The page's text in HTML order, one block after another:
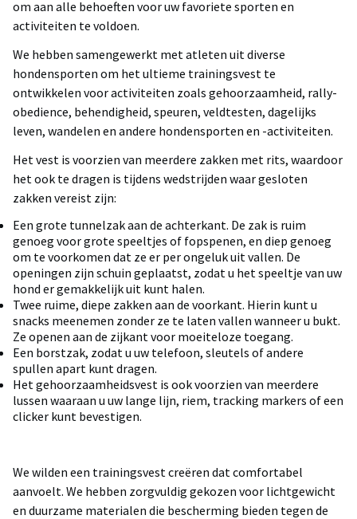
om aan alle behoeften voor uw favoriete sporten en
activiteiten te voldoen.
We hebben samengewerkt met atleten uit diverse
hondensporten om het ultieme trainingsvest te
ontwikkelen voor activiteiten zoals gehoorzaamheid, rally-
obedience, behendigheid, speuren, veldtesten, dagelijks
leven, wandelen en andere hondensporten en -activiteiten.
Het vest is voorzien van meerdere zakken met rits, waardoor
het ook te dragen is tijdens wedstrijden waar gesloten
zakken vereist zijn:
Een grote tunnelzak aan de achterkant. De zak is ruim
genoeg voor grote speeltjes of fopspenen, en diep genoeg
om te voorkomen dat ze er per ongeluk uit vallen. De
openingen zijn schuin geplaatst, zodat u het speeltje van uw
hond er gemakkelijk uit kunt halen.
Twee ruime, diepe zakken aan de voorkant. Hierin kunt u
snacks meenemen zonder ze te laten vallen wanneer u bukt.
Ze openen aan de zijkant voor moeiteloze toegang.
Een borstzak, zodat u uw telefoon, sleutels of andere
spullen apart kunt dragen.
Het gehoorzaamheidsvest is ook voorzien van meerdere
lussen waaraan u uw lange lijn, riem, tracking markers of een
clicker kunt bevestigen.
We wilden een trainingsvest creëren dat comfortabel
aanvoelt. We hebben zorgvuldig gekozen voor lichtgewicht
en duurzame materialen die bescherming bieden tegen de